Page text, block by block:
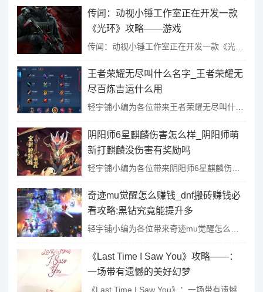
传闻：动视小锤工作室正在开发一款
《光环》攻略——游戏
王者荣耀无尽叫什么名字_王者荣耀无
尽百炼吉运什么用
轻宇铺小编为各位带来王者荣耀无尽叫什么名字,王者荣耀无尽百炼吉运什么用更多相关内容请关注本站。...
阴阳师6星麒麟伤害怎么样_阴阳师萌
新打麒麟没伤害有奖励吗
奇迹mu觉醒怎么赚钱_dnf搬砖赚钱必
看攻略:黑钻究竟能提升多
轻宇铺小编为各位带来奇迹mu觉醒怎么赚钱,dnf搬砖赚钱必看攻略:黑钻究竟能提升多更多相关内容请关注本站。...
《Last Time I Saw You》攻略——：
一场带有遗憾的美好幻梦